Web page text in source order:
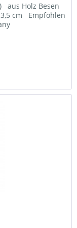
aus Holz Besen
cm Empfohlen